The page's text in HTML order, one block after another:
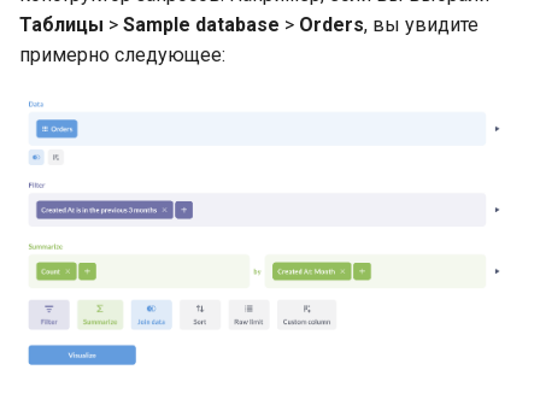
Таблицы > Sample database > Orders, вы увидите
примерно следующее: